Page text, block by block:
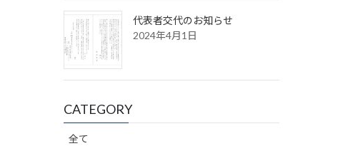
代表者交代のお知らせ
2024年4月1日
CATEGORY
全て